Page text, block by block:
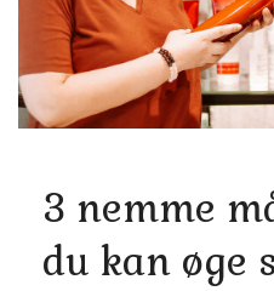
3 nemme
du kan øge